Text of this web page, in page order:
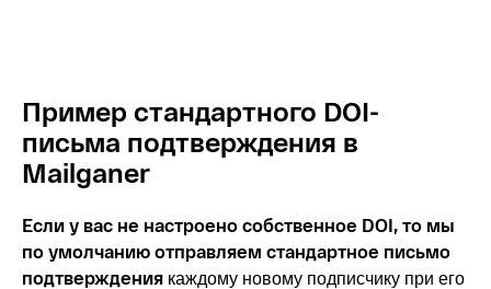
Пример стандартного DOI-
письма подтверждения в
Mailganer
Если у вас не настроено собственное DOI, то мы
по умолчанию отправляем стандартное письмо
подтверждения каждому новому подписчику при его